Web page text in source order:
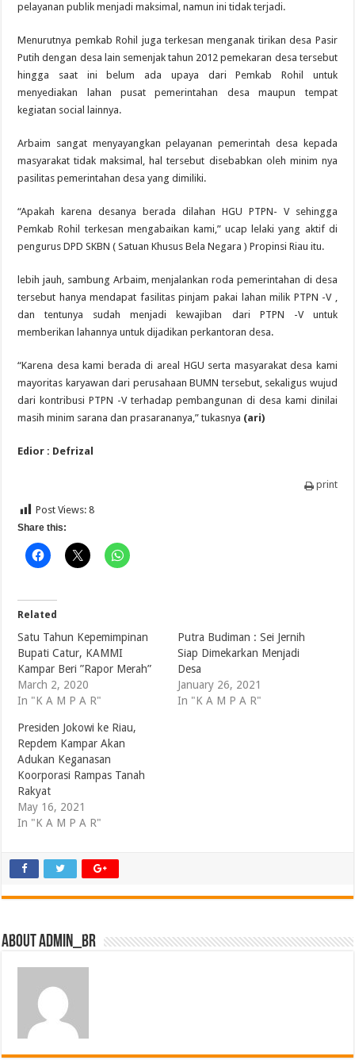
pelayanan publik menjadi maksimal, namun ini tidak terjadi.
Menurutnya pemkab Rohil juga terkesan menganak tirikan desa Pasir
Putih dengan desa lain semenjak tahun 2012 pemekaran desa tersebut
hingga saat ini belum ada upaya dari Pemkab Rohil untuk
menyediakan lahan pusat pemerintahan desa maupun tempat
kegiatan social lainnya.
Arbaim sangat menyayangkan pelayanan pemerintah desa kepada
masyarakat tidak maksimal, hal tersebut disebabkan oleh minim nya
pasilitas pemerintahan desa yang dimiliki.
“Apakah karena desanya berada dilahan HGU PTPN- V sehingga
Pemkab Rohil terkesan mengabaikan kami,” ucap lelaki yang aktif di
pengurus DPD SKBN ( Satuan Khusus Bela Negara ) Propinsi Riau itu.
lebih jauh, sambung Arbaim, menjalankan roda pemerintahan di desa
tersebut hanya mendapat fasilitas pinjam pakai lahan milik PTPN -V ,
dan tentunya sudah menjadi kewajiban dari PTPN -V untuk
memberikan lahannya untuk dijadikan perkantoran desa.
“Karena desa kami berada di areal HGU serta masyarakat desa kami
mayoritas karyawan dari perusahaan BUMN tersebut, sekaligus wujud
dari kontribusi PTPN -V terhadap pembangunan di desa kami dinilai
masih minim sarana dan prasarananya,” tukasnya (ari)
Edior : Defrizal
print
Post Views: 8
Share this:
Related
Satu Tahun Kepemimpinan
Bupati Catur, KAMMI
Kampar Beri ”Rapor Merah”
March 2, 2020
In "K A M P A R"
Putra Budiman : Sei Jernih
Siap Dimekarkan Menjadi
Desa
January 26, 2021
In "K A M P A R"
Presiden Jokowi ke Riau,
Repdem Kampar Akan
Adukan Keganasan
Koorporasi Rampas Tanah
Rakyat
May 16, 2021
In "K A M P A R"
About admin_br